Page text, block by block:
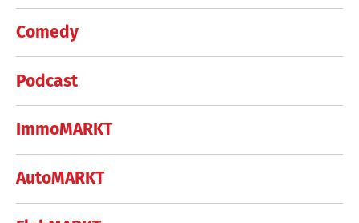
Comedy
Podcast
ImmoMARKT
AutoMARKT